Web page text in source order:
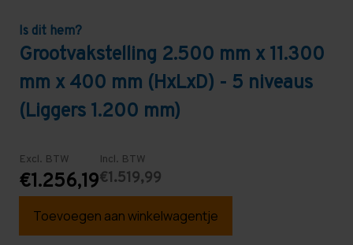
Is dit hem?
Grootvakstelling 2.500 mm x 11.300
mm x 400 mm (HxLxD) - 5 niveaus
(Liggers 1.200 mm)
Excl. BTW
€1.256,19
Incl. BTW
€1.519,99
Toevoegen aan winkelwagentje